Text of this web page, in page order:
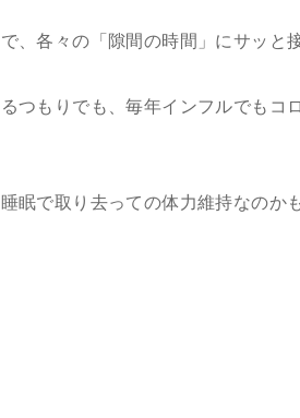
、各々の「隙間の時間」にサッと
つもりでも、毎年インフルでも
眠で取り去っての体力維持なのか